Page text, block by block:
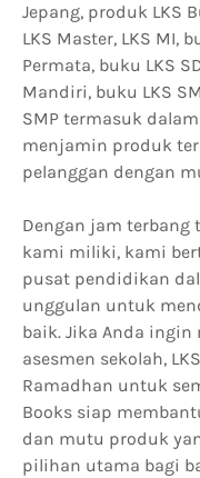
Jepang, produk LKS
LKS Master, LKS MI,
Permata, buku LKS
Mandiri, buku LKS
SMP termasuk
menjamin produk
pelanggan dengan
Dengan jam
kami miliki, kami
pusat pendidikan
unggulan untuk
baik. Jika Anda
asesmen sekolah,
Ramadhan untuk
Books siap
dan mutu produk
pilihan utama bagi